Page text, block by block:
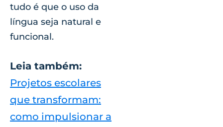
tudo é que o uso da
língua seja natural e
funcional.
Leia também:
Projetos escolares
que transformam:
como impulsionar a